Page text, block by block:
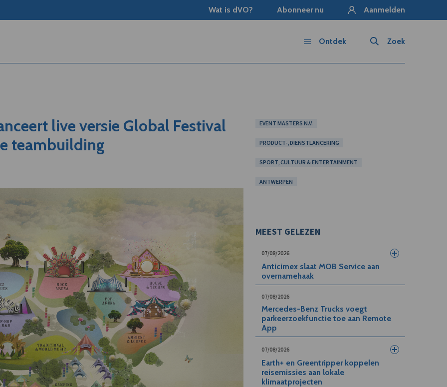
Wat is dVO? Abonneer nu Aanmelden
Zoek
Ontdek
live versie Global Festival
teambuilding
EVENT MASTERS N.V.
PRODUCT-, DIENSTLANCERING
SPORT, CULTUUR & ENTERTAINMENT
ANTWERPEN
MEEST GELEZEN
07/08/2026
Anticimex slaat MOB Service aan
overnamehaak
07/08/2026
Mercedes-Benz Trucks voegt
parkeerzoekfunctie toe aan Remote
App
07/08/2026
Earth+ en Greentripper koppelen
reisemissies aan lokale
klimaatprojecten